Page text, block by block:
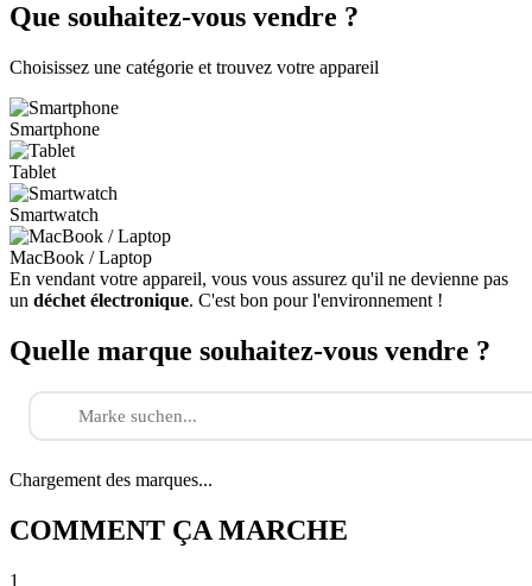
Que souhaitez-vous vendre ?
Choisissez une catégorie et trouvez votre appareil
Smartphone
Tablet
Smartwatch
MacBook / Laptop
En vendant votre appareil, vous vous assurez qu'il ne devienne pas
un déchet électronique. C'est bon pour l'environnement !
Quelle marque souhaitez-vous vendre ?
Chargement des marques...
COMMENT ÇA MARCHE
1